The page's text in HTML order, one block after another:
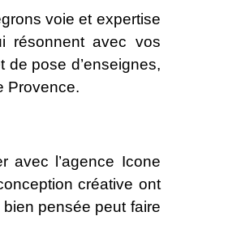
voie et expertise
résonnent avec vos
de pose d’enseignes,
Provence.
avec l’agence Icone
créative ont
pensée peut faire